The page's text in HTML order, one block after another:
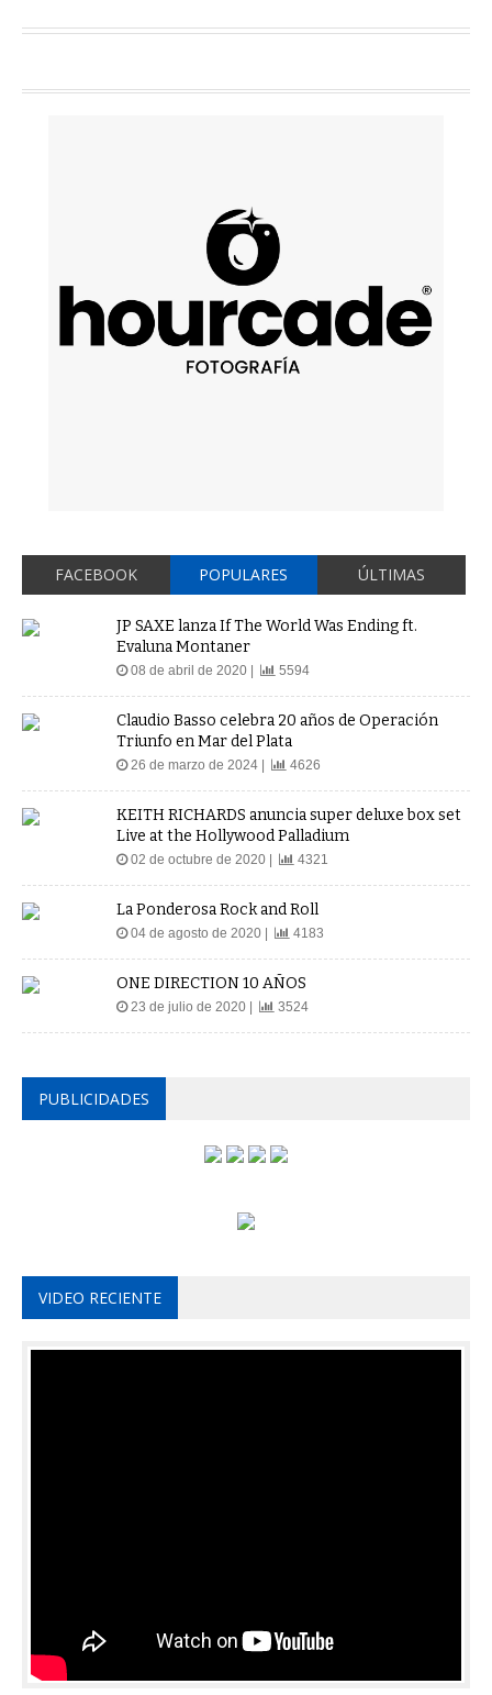
FACEBOOK POPULARES ÚLTIMAS
JP SAXE lanza If The World Was Ending ft.
Evaluna Montaner
08 de abril de 2020 | 5594
Claudio Basso celebra 20 años de Operación
Triunfo en Mar del Plata
26 de marzo de 2024 | 4626
KEITH RICHARDS anuncia super deluxe box set
Live at the Hollywood Palladium
02 de octubre de 2020 | 4321
La Ponderosa Rock and Roll
04 de agosto de 2020 | 4183
ONE DIRECTION 10 AÑOS
23 de julio de 2020 | 3524
PUBLICIDADES
VIDEO RECIENTE